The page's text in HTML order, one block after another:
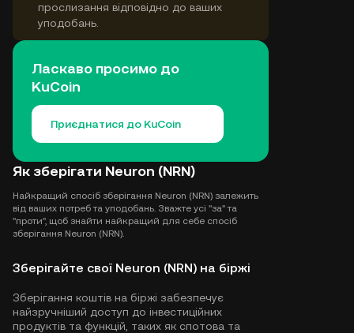
прослизання відповідно до ваших
уподобань.
Ласкаво просимо до
KuCoin
Приєднатися до KuCoin
Як зберігати Neuron (NRN)
Найкращий спосіб зберігання Neuron (NRN) залежить
від ваших потреб та уподобань. Зважте усі "за" та
"проти", щоб знайти найкращий для себе спосіб
зберігання Neuron (NRN).
Зберігайте свої Neuron (NRN) на біржі
Зберігання коштів на біржі забезпечує
найзручніший доступ до інвестиційних
продуктів та функцій, таких як спотова та